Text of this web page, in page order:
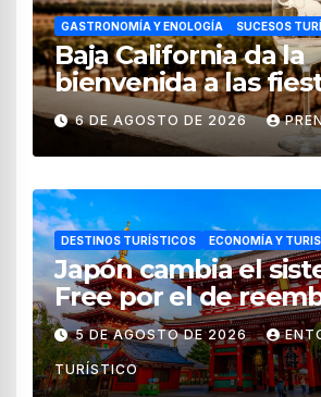
GASTRONOMÍA Y ENOLOGÍA SUCESOS
Baja California da la
bienvenida a las
vendimia 2026
6 DE AGOSTO DE 2026
DESTINOS TURÍSTICOS ECONOMÍA Y
Japón cambia el
Free por el de
impuestos desde
de 2026
5 DE AGOSTO DE 2026
TURÍSTICO